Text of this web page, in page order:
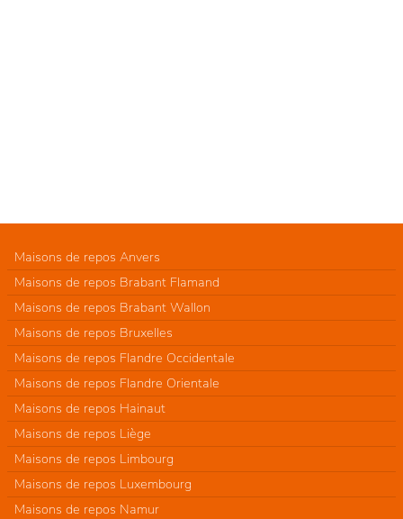
Maisons de repos Anvers
Maisons de repos Brabant Flamand
Maisons de repos Brabant Wallon
Maisons de repos Bruxelles
Maisons de repos Flandre Occidentale
Maisons de repos Flandre Orientale
Maisons de repos Hainaut
Maisons de repos Liège
Maisons de repos Limbourg
Maisons de repos Luxembourg
Maisons de repos Namur